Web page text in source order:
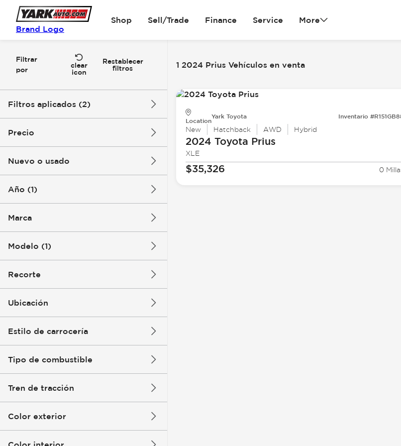
Brand Logo
Shop Sell/Trade Finance Service More
Filtrar
por
clear
icon
Restablecer
filtros
Filtros aplicados (2)
2024
Precio
Nuevo o usado
Año (1)
Marca
Modelo (1)
Recorte
Ubicación
Estilo de carrocería
Tipo de combustible
Tren de tracción
Color exterior
1 2024 Prius Vehículos en venta
Location
Yark Toyota Inventario
New Hatchback AWD Hybrid
2024 Toyota Prius
XLE
$35,326 0